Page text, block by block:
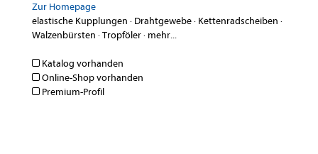
Zur Homepage
elastische Kupplungen · Drahtgewebe· Kettenradscheiben ·
Walzenbürsten ·Tropföler· mehr...
Katalog vorhanden
Online-Shop vorhanden
Premium-Profil